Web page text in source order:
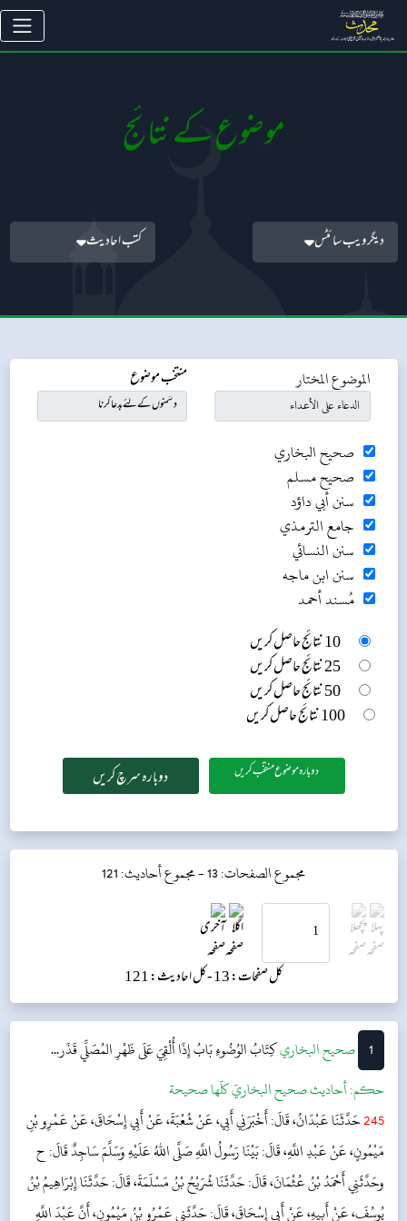
موضوع کے نتائج
دیگر ویب سائٹس کتب احادیث
الموضوع المختار منتخب موضوع
صحيح البخاري
صحيح مسلم
سنن أبي داؤد
جامع الترمذي
سنن النسائي
سنن ابن ماجه
مُسند أحمد
10 نتائج حاصل کریں
25 نتائج حاصل کریں
50 نتائج حاصل کریں
100 نتائج حاصل کریں
دوبارہ موضوع منتخب کریں
مجموع الصفحات: 13 - مجموع أحاديث: 121
کل صفحات: 13 - کل احادیث: 121
1 ‌‌صحيح البخاريكِتَابُ الوُضُوءِبَابُ إِذَا أُلْقِيَ عَلَى ظَهْرِ المُصَلِّي قَذَر...
حکم:أحاديث صحيح البخاريّ كلّها صحيحة
245حَدَّثَنَا عَبْدَانُ، قَالَ: أَخْبَرَنِي أَبِي، عَنْ شُعْبَةَ، عَنْ أَبِي إِسْحَاقَ، عَنْ عَمْرِو بْنِ
مَيْمُونٍ، عَنْ عَبْدِ اللَّهِ، قَالَ: بَيْنَا رَسُولُ اللَّهِ صَلَّى اللهُ عَلَيْهِ وَسَلَّمَ سَاجِدٌ قَالَ: ح
وحَدَّثَنِي أَحْمَدُ بْنُ عُثْمَانَ، قَالَ: حَدَّثَنَا شُرَيْحُ بْنُ مَسْلَمَةَ، قَالَ: حَدَّثَنَا إِبْرَاهِيمُ بْنُ
يُوسُفَ، عَنْ أَبِيهِ، عَنْ أَبِي إِسْحَاقَ، قَالَ: حَدَّثَنِي عَمْرُو بْنُ مَيْمُونٍ، أَنَّ عَبْدَ اللَّهِ